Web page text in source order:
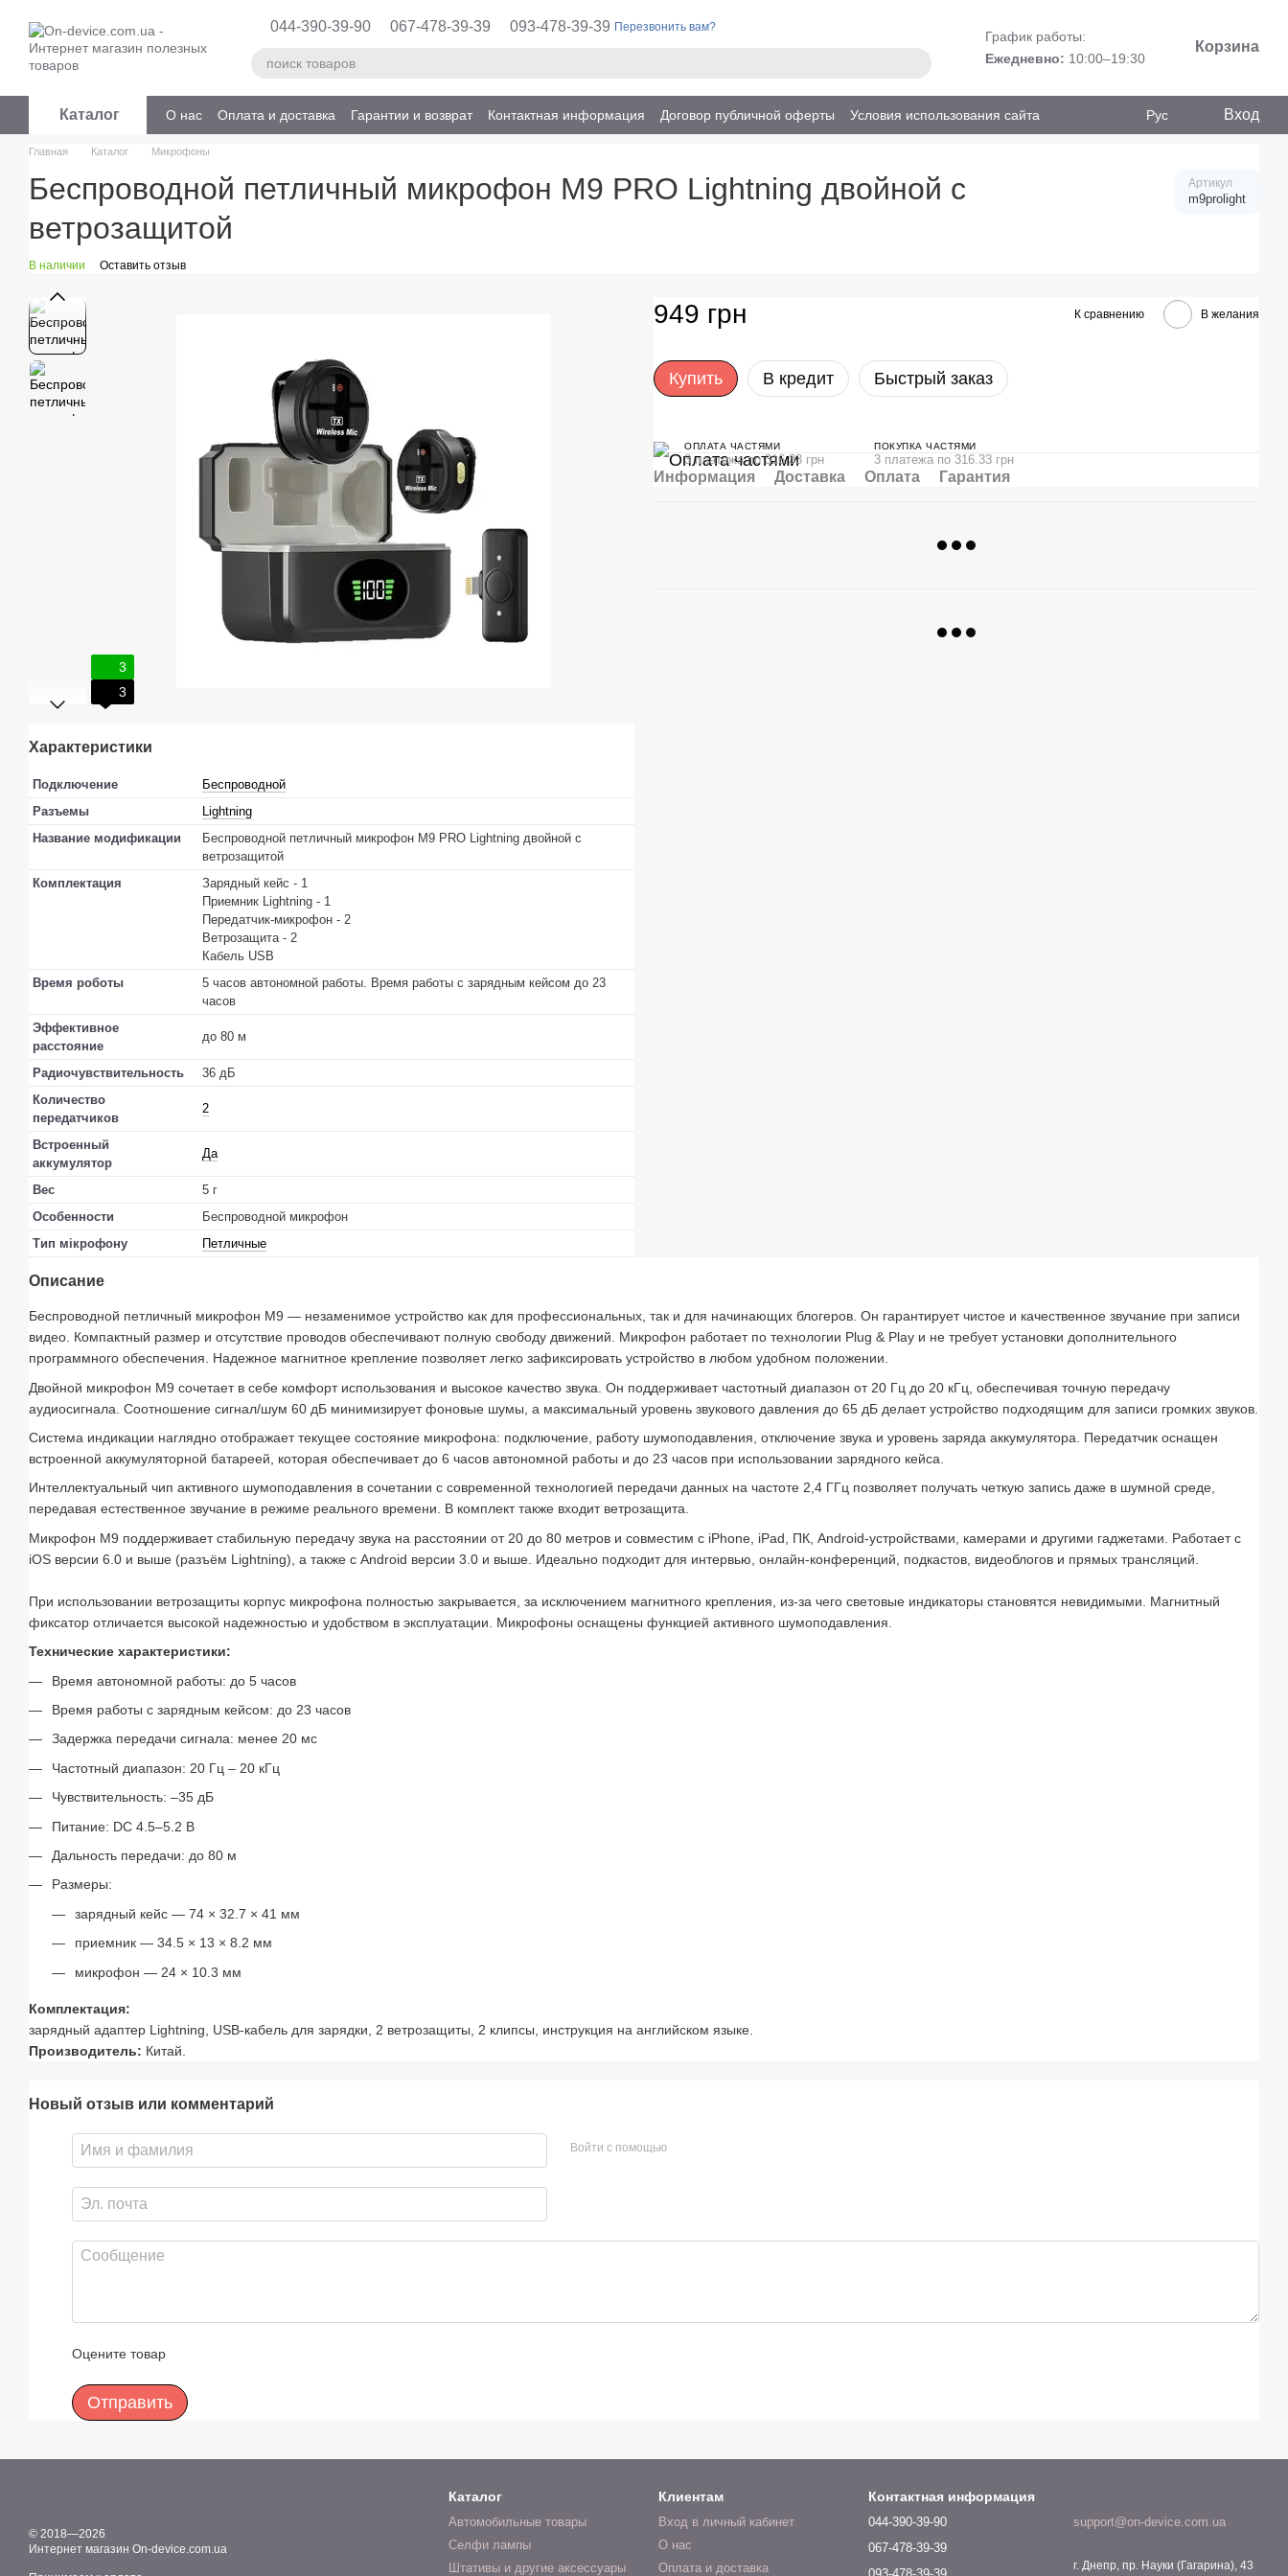
044-390-39-90 067-478-39-39 093-478-39-39 Перезвонить вам?
График работы:
Ежедневно: 10:00–19:30
Корзина
Каталог О нас Оплата и доставка Гарантии и возврат Контактная информация Договор публичной оферты Условия использования сайта Рус Вход
Главная Каталог Микрофоны
Беспроводной петличный микрофон M9 PRO Lightning двойной с
ветрозащитой
Артикул
m9prolight
В наличии Оставить отзыв
3
3
Характеристики
Подключение
Беспроводной
Разъемы
Lightning
Название модификации
Беспроводной петличный микрофон M9 PRO Lightning двойной с
ветрозащитой
Комплектация
Зарядный кейс - 1
Приемник Lightning - 1
Передатчик-микрофон - 2
Ветрозащита - 2
Кабель USB
Время роботы
5 часов автономной работы. Время работы с зарядным кейсом до 23
часов
Эффективное
расстояние
до 80 м
Радиочувствительность
36 дБ
Количество
передатчиков
2
Встроенный
аккумулятор
Да
Вес
5 г
Особенности
Беспроводной микрофон
Тип мікрофону
Петличные
949 грн К сравнению В желания
Купить В кредит Быстрый заказ
ОПЛАТА ЧАСТЯМИ
3 платежа по 316.33 грн
ПОКУПКА ЧАСТЯМИ
3 платежа по 316.33 грн
Информация Доставка Оплата Гарантия
Описание
Беспроводной петличный микрофон M9 — незаменимое устройство как для профессиональных, так и для начинающих блогеров. Он гарантирует чистое и качественное звучание при записи
видео. Компактный размер и отсутствие проводов обеспечивают полную свободу движений. Микрофон работает по технологии Plug & Play и не требует установки дополнительного
программного обеспечения. Надежное магнитное крепление позволяет легко зафиксировать устройство в любом удобном положении.
Двойной микрофон M9 сочетает в себе комфорт использования и высокое качество звука. Он поддерживает частотный диапазон от 20 Гц до 20 кГц, обеспечивая точную передачу
аудиосигнала. Соотношение сигнал/шум 60 дБ минимизирует фоновые шумы, а максимальный уровень звукового давления до 65 дБ делает устройство подходящим для записи громких звуков.
Система индикации наглядно отображает текущее состояние микрофона: подключение, работу шумоподавления, отключение звука и уровень заряда аккумулятора. Передатчик оснащен
встроенной аккумуляторной батареей, которая обеспечивает до 6 часов автономной работы и до 23 часов при использовании зарядного кейса.
Интеллектуальный чип активного шумоподавления в сочетании с современной технологией передачи данных на частоте 2,4 ГГц позволяет получать четкую запись даже в шумной среде,
передавая естественное звучание в режиме реального времени. В комплект также входит ветрозащита.
Микрофон M9 поддерживает стабильную передачу звука на расстоянии от 20 до 80 метров и совместим с iPhone, iPad, ПК, Android-устройствами, камерами и другими гаджетами. Работает с
iOS версии 6.0 и выше (разъём Lightning), а также с Android версии 3.0 и выше. Идеально подходит для интервью, онлайн-конференций, подкастов, видеоблогов и прямых трансляций.
При использовании ветрозащиты корпус микрофона полностью закрывается, за исключением магнитного крепления, из-за чего световые индикаторы становятся невидимыми. Магнитный
фиксатор отличается высокой надежностью и удобством в эксплуатации. Микрофоны оснащены функцией активного шумоподавления.
Технические характеристики:
Время автономной работы: до 5 часов
Время работы с зарядным кейсом: до 23 часов
Задержка передачи сигнала: менее 20 мс
Частотный диапазон: 20 Гц – 20 кГц
Чувствительность: –35 дБ
Питание: DC 4.5–5.2 В
Дальность передачи: до 80 м
Размеры:
зарядный кейс — 74 × 32.7 × 41 мм
приемник — 34.5 × 13 × 8.2 мм
микрофон — 24 × 10.3 мм
Комплектация:
зарядный адаптер Lightning, USB-кабель для зарядки, 2 ветрозащиты, 2 клипсы, инструкция на английском языке.
Производитель: Китай.
Новый отзыв или комментарий
Войти с помощью
Оцените товар
Отправить
© 2018—2026
Интернет магазин On-device.com.ua
Каталог
Автомобильные товары
Селфи лампы
Штативы и другие аксессуары
Клиентам
Вход в личный кабинет
О нас
Оплата и доставка
Контактная информация
044-390-39-90
067-478-39-39
support@on-device.com.ua
г. Днепр, пр. Науки (Гагарина), 43